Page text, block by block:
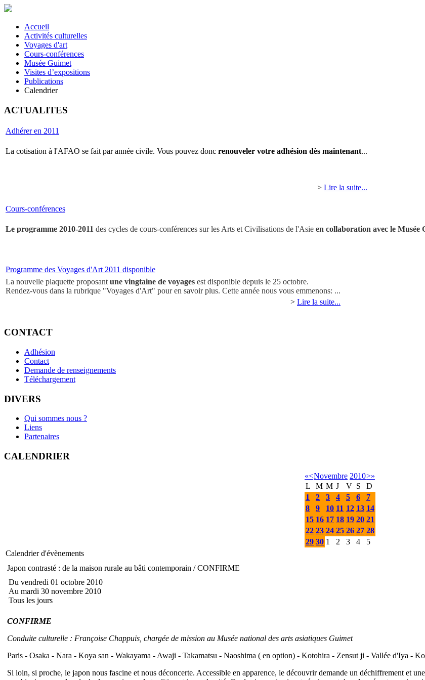
Accueil
Activités culturelles
Voyages d'art
Cours-conférences
Musée Guimet
Visites d’expositions
Publications
Calendrier
ACTUALITES
Adhérer en 2011
La cotisation à l'AFAO se fait par année civile. Vous pouvez donc renouveler votre adhésion dès maintenant...
> Lire la suite...
Cours-conférences
Le programme 2010-2011 des cycles de cours-conférences sur les Arts et Civilisations de l'Asie en collaboration avec le Musée
Programme des Voyages d'Art 2011 disponible
La nouvelle plaquette proposantune vingtaine de voyages est disponible depuis le 25 octobre.
Rendez-vous dans la rubrique "Voyages d'Art" pour en savoir plus. Cette année nous vous emmenons: ...
> Lire la suite...
CONTACT
Adhésion
Contact
Demande de renseignements
Téléchargement
DIVERS
Qui sommes nous ?
Liens
Partenaires
CALENDRIER
«<Novembre 2010>»
L
M M J V S
D
1
2 3 4 5 6
7
8
9 10 11 12 13 14
15 16 17 18 19 20 21
22 23 24 25 26 27 28
29 30 1 2 3 4
5
Calendrier d'évènements
Japon contrasté : de la maison rurale au bâti contemporain / CONFIRME
Du vendredi 01 octobre 2010
Au mardi 30 novembre 2010
Tous les jours
CONFIRME
Conduite culturelle : Françoise Chappuis, chargée de mission au Musée national des arts asiatiques Guimet
Paris - Osaka - Nara - Koya san - Wakayama - Awaji - Takamatsu - Naoshima ( en option) - Kotohira - Zensut ji - Vallée d'Iya -
Si loin, si proche, le japon nous fascine et nous déconcerte. Accessible en apparence, le découvrir demande un déchiffrement et